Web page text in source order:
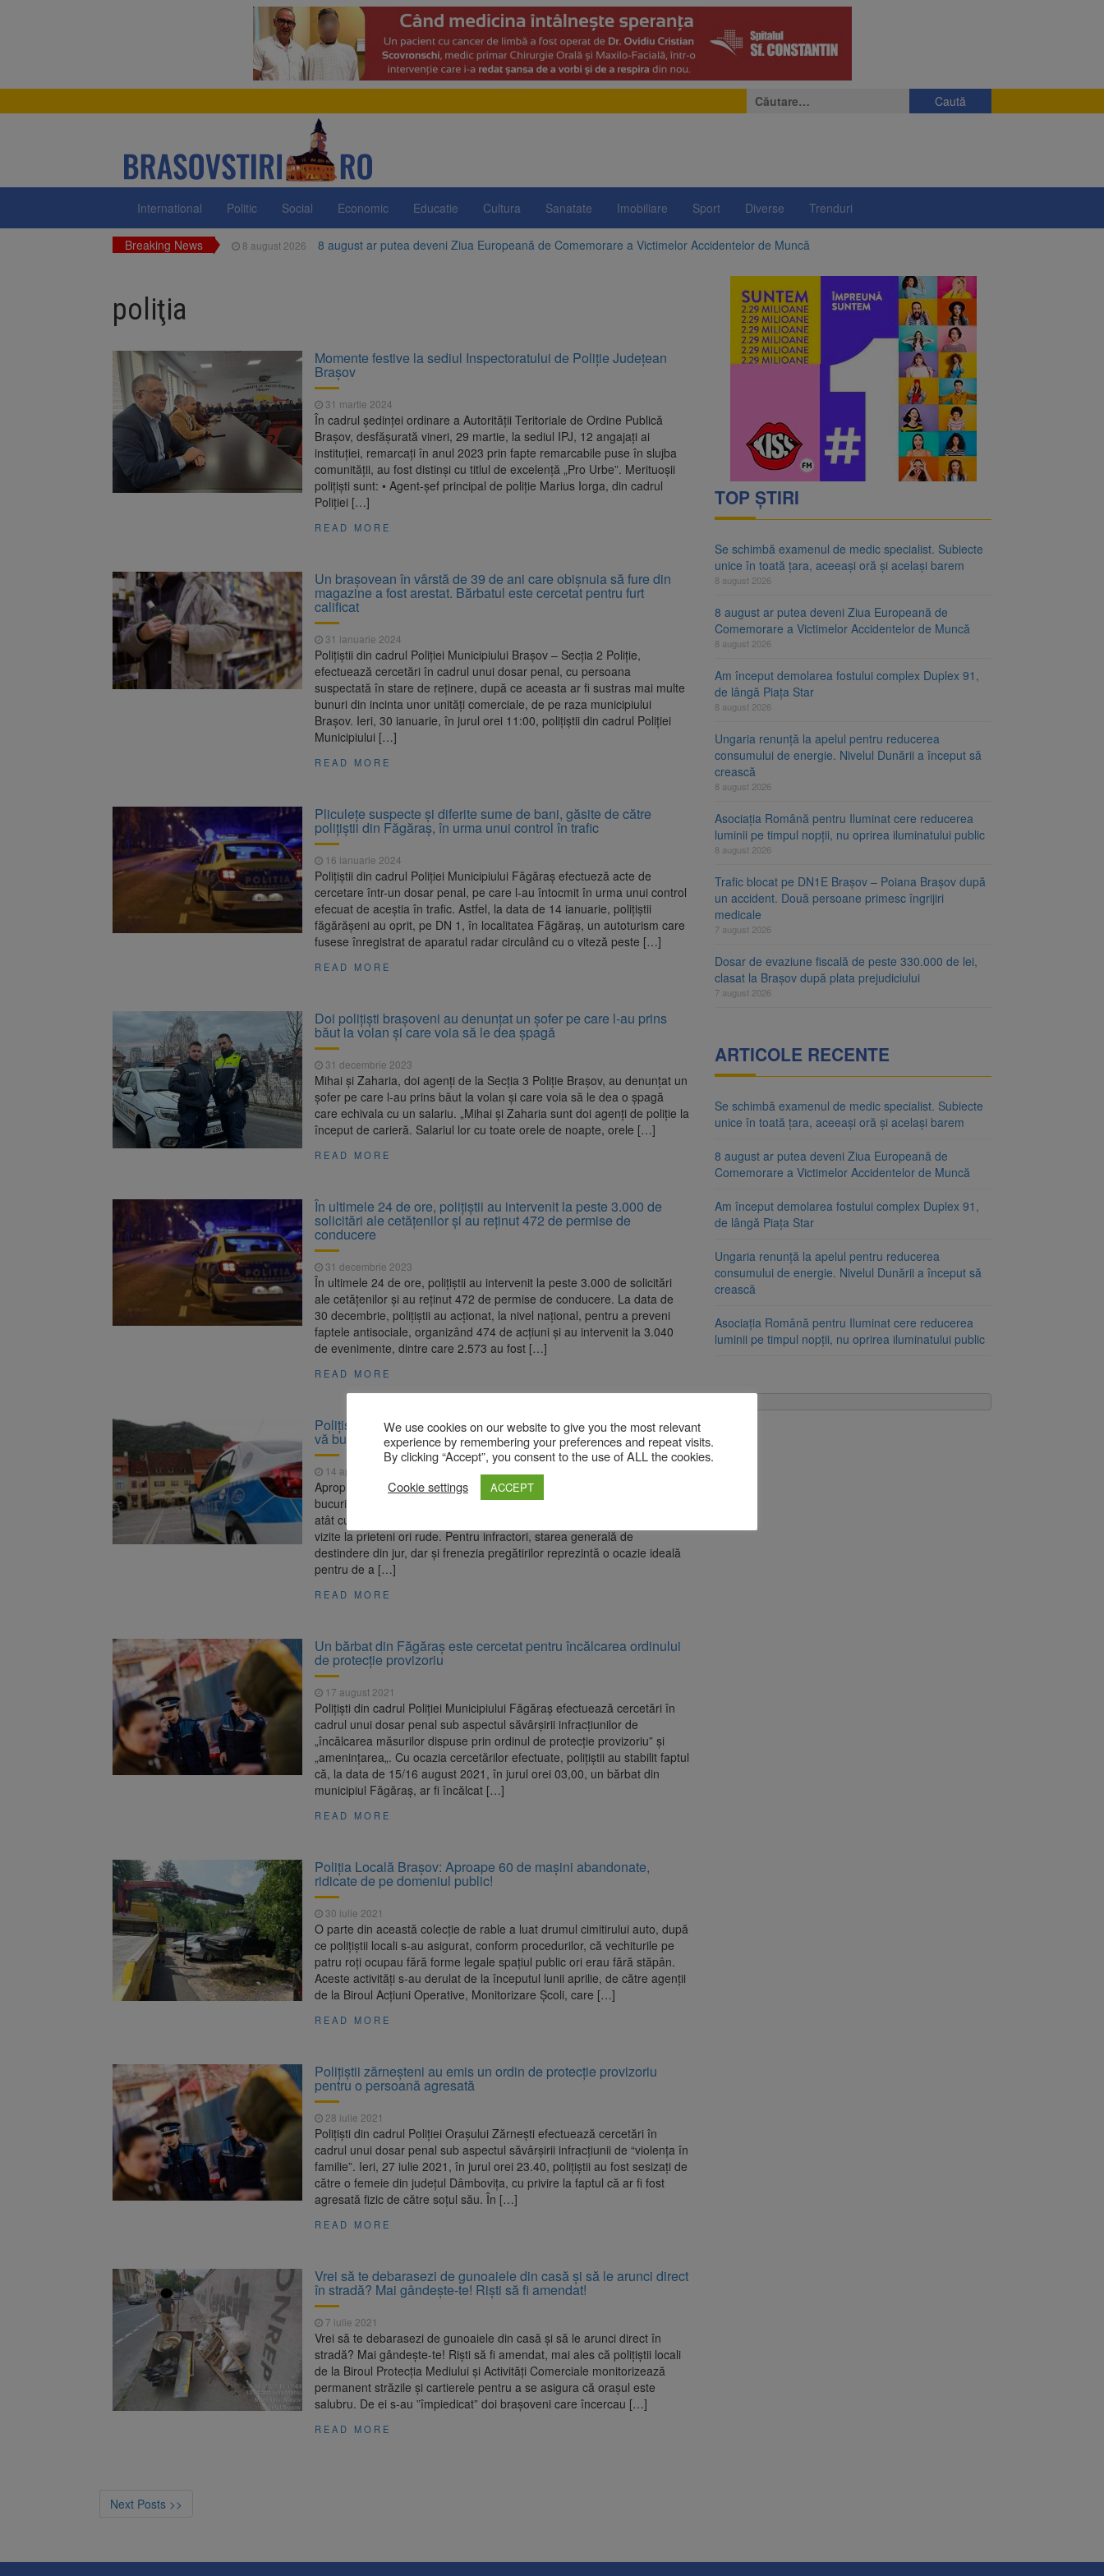
Caută
după:
International Politic Social Economic Educatie Cultura Sanatate Imobiliare Sport Diverse Trenduri
Breaking News 8 august 2026 8 august ar putea deveni Ziua Europeană de Comemorare a Victimelor Accidentelor de Muncă
Ungaria renunță la apelul pentru reducerea consumului de energie. Nivelul Dunării a început să crească
Asociația Română pentru Iluminat cere reducerea luminii pe timpul nopții, nu oprirea iluminatului public
7 august 2026
Trafic blocat pe DN1E Brașov – Poiana Brașov după un accident. Două persoane primesc îngrijiri
medicale
8 august 2026 Se schimbă examenul de medic specialist. Subiecte unice în toată țara, aceeași oră și același barem
poliţia
Momente festive la sediul Inspectoratului de Poliţie Judeţean
Braşov
31 martie 2024
În cadrul şedinţei ordinare a Autorităţii Teritoriale de Ordine Publică
Braşov, desfăşurată vineri, 29 martie, la sediul IPJ, 12 angajaţi ai
instituţiei, remarcaţi în anul 2023 prin fapte remarcabile puse în slujba
comunităţii, au fost distinşi cu titlul de excelenţă „Pro Urbe”. Merituoşii
poliţişti sunt: • Agent-şef principal de poliţie Marius Iorga, din cadrul
Poliţiei […]
READ MORE
Un brașovean în vârstă de 39 de ani care obișnuia să fure din
magazine a fost arestat. Bărbatul este cercetat pentru furt
calificat
31 ianuarie 2024
Polițiștii din cadrul Poliției Municipiului Brașov – Secția 2 Poliție,
efectuează cercetări în cadrul unui dosar penal, cu persoana
suspectată în stare de reținere, după ce aceasta ar fi sustras mai multe
bunuri din incinta unor unități comerciale, de pe raza municipiului
Brașov. Ieri, 30 ianuarie, în jurul orei 11:00, polițiștii din cadrul Poliției
Municipiului […]
READ MORE
Pliculețe suspecte și diferite sume de bani, găsite de către
polițiștii din Făgăraș, în urma unui control în trafic
16 ianuarie 2024
Polițiștii din cadrul Poliției Municipiului Făgăraș efectueză acte de
cercetare într-un dosar penal, pe care l-au întocmit în urma unui control
efecuat de aceștia în trafic. Astfel, la data de 14 ianuarie, polițiștii
făgărășeni au oprit, pe DN 1, în localitatea Făgăraș, un autoturism care
fusese înregistrat de aparatul radar circulând cu o viteză peste […]
READ MORE
Doi polițiști brașoveni au denunțat un șofer pe care l-au prins
băut la volan și care voia să le dea șpagă
31 decembrie 2023
Mihai și Zaharia, doi agenți de la Secția 3 Poliție Brașov, au denunțat un
șofer pe care l-au prins băut la volan și care voia să le dea o șpagă
care echivala cu un salariu. „Mihai și Zaharia sunt doi agenți de poliție la
început de carieră. Salariul lor cu toate orele de noapte, orele […]
READ MORE
În ultimele 24 de ore, polițiștii au intervenit la peste 3.000 de
solicitări ale cetățenilor și au reținut 472 de permise de
conducere
31 decembrie 2023
În ultimele 24 de ore, polițiștii au intervenit la peste 3.000 de solicitări
ale cetățenilor și au reținut 472 de permise de conducere. La data de
30 decembrie, polițiștii au acționat, la nivel național, pentru a preveni
faptele antisociale, organizând 474 de acțiuni și au intervenit la 3.040
de evenimente, dintre care 2.573 au fost […]
READ MORE
Polițiștii brașoveni au transmis un set de recomandări pentru a
vă bucura în liniște de Sfintele Sărbatori de Paști
14 aprilie 2023
Apropierea sfintelor sărbători de Paşti constituie întotdeauna prilej de
bucurii şi emoţii. Cu această ocazie, fiecare dintre noi îşi programează
atât cumpărături, cât şi deplasări de la domiciliu, în minivacanţe sau
vizite la prieteni ori rude. Pentru infractori, starea generală de
destindere din jur, dar și frenezia pregătirilor reprezintă o ocazie ideală
pentru de a […]
READ MORE
Un bărbat din Făgăraș este cercetat pentru încălcarea ordinului
de protecție provizoriu
17 august 2021
Polițiști din cadrul Poliției Municipiului Făgăraș efectuează cercetări în
cadrul unui dosar penal sub aspectul săvârșirii infracțiunilor de
„încălcarea măsurilor dispuse prin ordinul de protecție provizoriu” și
„amenințarea„. Cu ocazia cercetărilor efectuate, polițiștii au stabilit faptul
că, la data de 15/16 august 2021, în jurul orei 03,00, un bărbat din
municipiul Făgăraș, ar fi încălcat […]
READ MORE
Poliția Locală Brașov: Aproape 60 de mașini abandonate,
ridicate de pe domeniul public!
30 iulie 2021
O parte din această colecție de rable a luat drumul cimitirului auto, după
ce polițiștii locali s-au asigurat, conform procedurilor, că vechiturile pe
patru roți ocupau fără forme legale spațiul public ori erau fără stăpân.
Aceste activități s-au derulat de la începutul lunii aprilie, de către agenții
de la Biroul Acțiuni Operative, Monitorizare Școli, care […]
READ MORE
Polițiștii zărneșteni au emis un ordin de protecție provizoriu
pentru o persoană agresată
28 iulie 2021
Polițiști din cadrul Poliției Orașului Zărnești efectuează cercetări în
cadrul unui dosar penal sub aspectul săvârșirii infracțiunii de “violența în
familie”. Ieri, 27 iulie 2021, în jurul orei 23.40, polițiștii au fost sesizați de
către o femeie din județul Dâmbovița, cu privire la faptul că ar fi fost
agresată fizic de către soțul său. În […]
READ MORE
Vrei să te debarasezi de gunoaiele din casă și să le arunci direct
în stradă? Mai gândește-te! Riști să fi amendat!
7 iulie 2021
Vrei să te debarasezi de gunoaiele din casă și să le arunci direct în
stradă? Mai gândește-te! Riști să fi amendat, mai ales că polițiștii locali
de la Biroul Protecția Mediului și Activități Comerciale monitorizează
permanent străzile și cartierele pentru a se asigura că orașul este
salubru. De ei s-au ”împiedicat” doi brașoveni care încercau […]
READ MORE
Next Posts >>
TOP ȘTIRI
Se schimbă examenul de medic specialist. Subiecte
unice în toată țara, aceeași oră și același barem
8 august 2026
8 august ar putea deveni Ziua Europeană de
Comemorare a Victimelor Accidentelor de Muncă
8 august 2026
Am început demolarea fostului complex Duplex 91,
de lângă Piața Star
8 august 2026
Ungaria renunță la apelul pentru reducerea
consumului de energie. Nivelul Dunării a început să
crească
8 august 2026
Asociația Română pentru Iluminat cere reducerea
luminii pe timpul nopții, nu oprirea iluminatului public
8 august 2026
Trafic blocat pe DN1E Brașov – Poiana Brașov după
un accident. Două persoane primesc îngrijiri
medicale
7 august 2026
Dosar de evaziune fiscală de peste 330.000 de lei,
clasat la Brașov după plata prejudiciului
7 august 2026
ARTICOLE RECENTE
Se schimbă examenul de medic specialist. Subiecte
unice în toată țara, aceeași oră și același barem
8 august ar putea deveni Ziua Europeană de
Comemorare a Victimelor Accidentelor de Muncă
Am început demolarea fostului complex Duplex 91,
de lângă Piața Star
Ungaria renunță la apelul pentru reducerea
consumului de energie. Nivelul Dunării a început să
crească
Asociația Română pentru Iluminat cere reducerea
luminii pe timpul nopții, nu oprirea iluminatului public
We use cookies on our website to give you the most relevant
experience by remembering your preferences and repeat visits.
By clicking “Accept”, you consent to the use of ALL the cookies.
Cookie settings
ACCEPT